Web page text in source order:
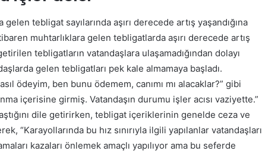
tebligat sayılarında aşırı derecede artış yaşandığına
muhtarlıklara gelen tebligatlarda aşırı derecede artış
tebligatların vatandaşlara ulaşamadığından dolayı
gelen tebligatları pek kale almamaya başladı.
ödeyim, ben bunu ödemem, canımı mı alacaklar?” gibi
içerisine girmiş. Vatandaşın durumu işler acısı vaziyette.”
dile getirirken, tebligat içeriklerinin genelde ceza ve
“Karayollarında bu hız sınırıyla ilgili yapılanlar vatandaşları
kazaları önlemek amaçlı yapılıyor ama bu seferde